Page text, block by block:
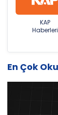
KAP
Haberleri
En Çok